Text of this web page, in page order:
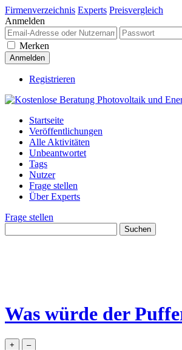
Firmenverzeichnis Experts Preisvergleich
Anmelden
Merken
Registrieren
Startseite
Veröffentlichungen
Alle Aktivitäten
Unbeantwortet
Tags
Nutzer
Frage stellen
Über Experts
Frage stellen
Was würde der